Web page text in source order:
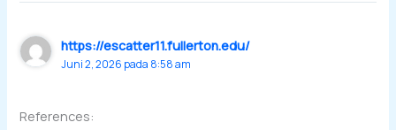
https://escatter11.fullerton.edu/
Juni 2, 2026 pada 8:58 am
References: